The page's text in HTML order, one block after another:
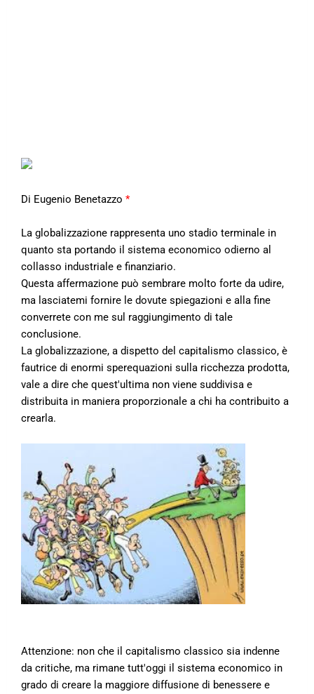
Di Eugenio Benetazzo *
La globalizzazione rappresenta uno stadio terminale in
quanto sta portando il sistema economico odierno al
collasso industriale e finanziario.
Questa affermazione può sembrare molto forte da udire,
ma lasciatemi fornire le dovute spiegazioni e alla fine
converrete con me sul raggiungimento di tale
conclusione.
La globalizzazione, a dispetto del capitalismo classico, è
fautrice di enormi sperequazioni sulla ricchezza prodotta,
vale a dire che quest'ultima non viene suddivisa e
distribuita in maniera proporzionale a chi ha contribuito a
crearla.
Attenzione: non che il capitalismo classico sia indenne
da critiche, ma rimane tutt'oggi il sistema economico in
grado di creare la maggiore diffusione di benessere e